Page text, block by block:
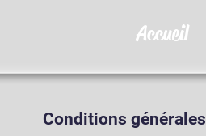
Accueil
Conditions générales